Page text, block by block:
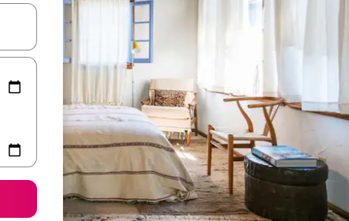
击或滑动手势浏览。